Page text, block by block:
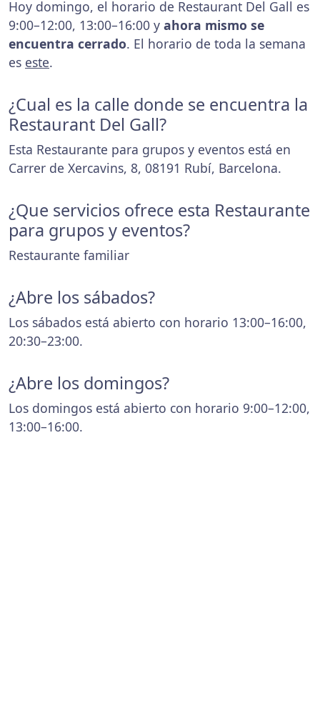
Hoy domingo, el horario de Restaurant Del Gall es
9:00–12:00, 13:00–16:00 y ahora mismo se
encuentra cerrado. El horario de toda la semana
es este.
¿Cual es la calle donde se encuentra la
Restaurant Del Gall?
Esta Restaurante para grupos y eventos está en
Carrer de Xercavins, 8, 08191 Rubí, Barcelona.
¿Que servicios ofrece esta Restaurante
para grupos y eventos?
Restaurante familiar
¿Abre los sábados?
Los sábados está abierto con horario 13:00–16:00,
20:30–23:00.
¿Abre los domingos?
Los domingos está abierto con horario 9:00–12:00,
13:00–16:00.